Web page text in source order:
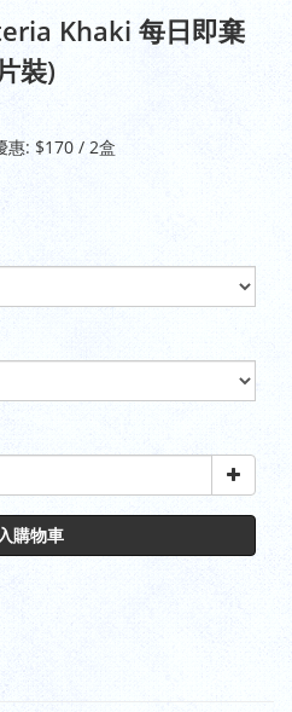
Khaki 每日即棄
裝)
惠: $170 / 2盒
購物車